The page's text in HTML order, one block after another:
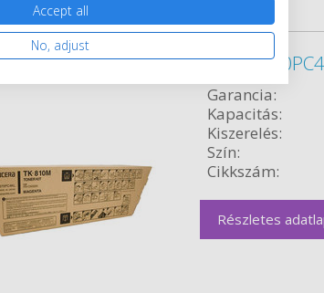
TK-810M magenta toner
Garancia:
Kapacitás:
Kiszerelés:
Szín:
Cikkszám:
Részletes
Accept all
No, adjust